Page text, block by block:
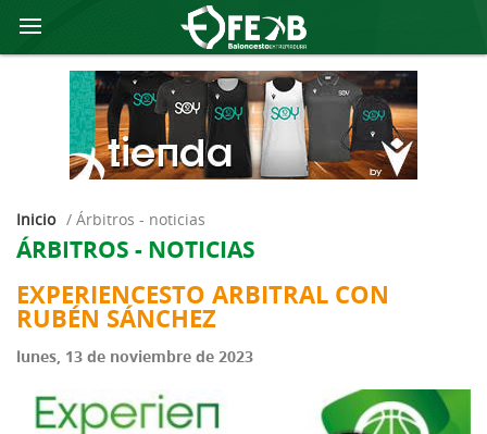
Inicio / árbitros - noticias
ÁRBITROS - NOTICIAS
EXPERIENCESTO ARBITRAL CON
RUBÉN SÁNCHEZ
lunes, 13 de noviembre de 2023